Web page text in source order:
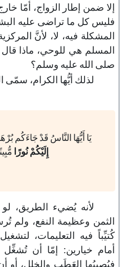
إلا ضمن إطار الزواج، أمّا
فليس كل ما تراضى عليه
المشكلة فيه، لا، لأنَّ
المسلم هي للوحي، ماذا قال
صلى الله عليه وسلم؟
لذلك أيُّها الكرام، سمّى
يَا أَيُّهَا النَّاسُ قَدْ جَاءَكُم
إِلَيْكُمْ نُورًا
لأنه يُضيء الطريق،
الثمن وعظيمة النفع، ولم
كُتيِّباً فيه التعليمات،
أمام خيارين: إمّا أن تُشغِّل
فيُصيبُها العَطَب والخلل، أو